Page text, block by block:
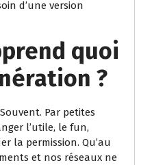
d’une version
quoi
?
Par petites
l’utile, le fun,
la permission. Qu’au
et nos réseaux ne